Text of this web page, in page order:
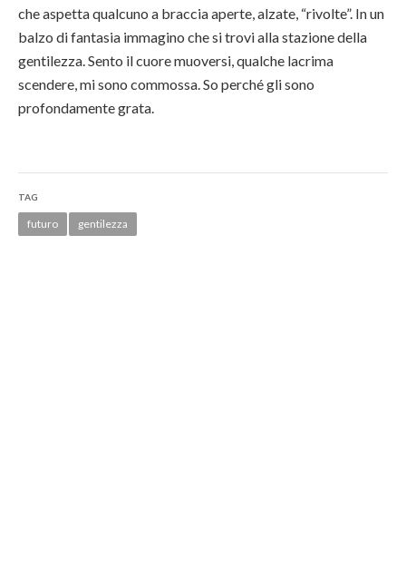
che aspetta qualcuno a braccia aperte, alzate, “rivolte”. In un
balzo di fantasia immagino che si trovi alla stazione della
gentilezza. Sento il cuore muoversi, qualche lacrima
scendere, mi sono commossa. So perché gli sono
profondamente grata.
TAG
futuro gentilezza